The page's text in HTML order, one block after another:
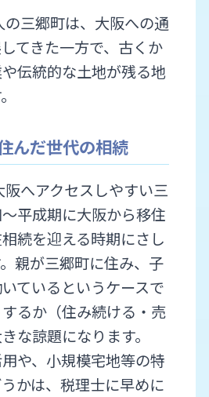
三郷町は、大阪への通
てきた一方で、古くか
伝統的な土地が残る地
んだ世代の相続
へアクセスしやすい三
平成期に大阪から移住
続を迎える時期にさし
親が三郷町に住み、子
ているというケースで
るか（住み続ける・売
な諒題になります。
や、小規模宅地等の特
かは、税理士に早めに